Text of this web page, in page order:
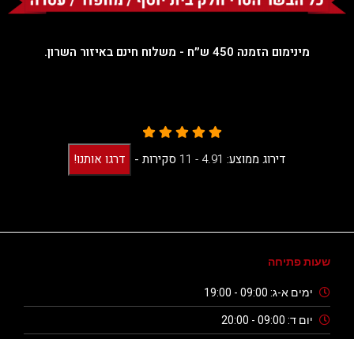
מינימום הזמנה 450 ש״ח - משלוח חינם באיזור השרון.
דירוג ממוצע: 4.91 -
11 סקירות - דרגו אותנו!
שעות פתיחה
ימים א-ג: 09:00 - 19:00
יום ד: 09:00 - 20:00